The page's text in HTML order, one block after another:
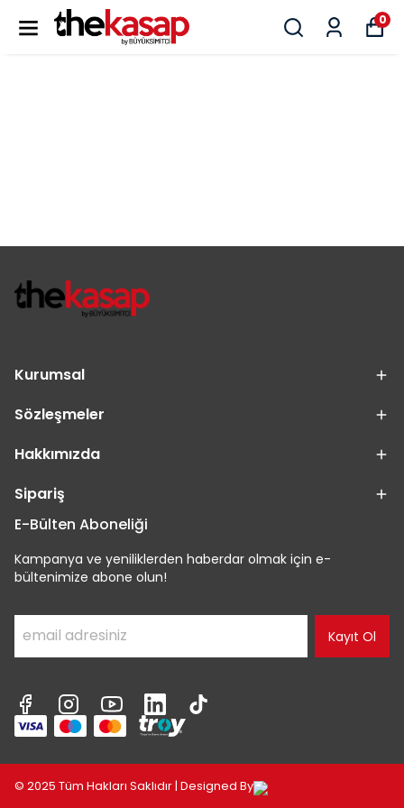
0
Kurumsal
Sözleşmeler
Hakkımızda
Sipariş
E-Bülten Aboneliği
Kampanya ve yeniliklerden haberdar olmak için e-
bültenimize abone olun!
Kayıt Ol
© 2025 Tüm Hakları Saklıdır | Designed By